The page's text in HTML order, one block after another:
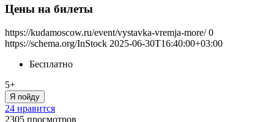
Цены на билеты
https://kudamoscow.ru/event/vystavka-vremja-more/ 0
https://schema.org/InStock 2025-06-30T16:40:00+03:00
Бесплатно
5+
Я пойду
24 нравится
2305 просмотров